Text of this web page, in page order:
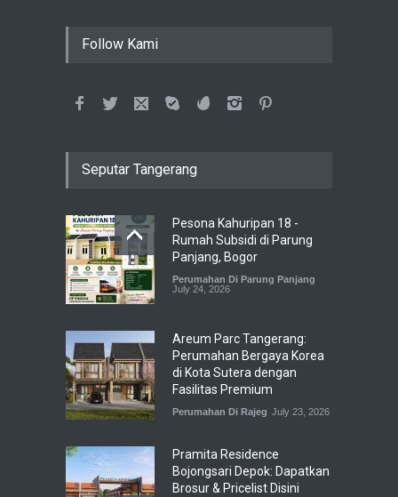
Follow Kami
Seputar Tangerang
Pesona Kahuripan 18 -
Rumah Subsidi di Parung
Panjang, Bogor
Perumahan Di Parung Panjang
July 24, 2026
Areum Parc Tangerang:
Perumahan Bergaya Korea
di Kota Sutera dengan
Fasilitas Premium
Perumahan Di Rajeg July 23, 2026
Pramita Residence
Bojongsari Depok: Dapatkan
Brosur & Pricelist Disini